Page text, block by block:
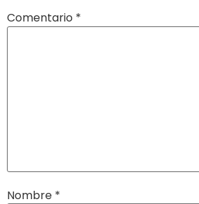
Comentario *
Nombre *